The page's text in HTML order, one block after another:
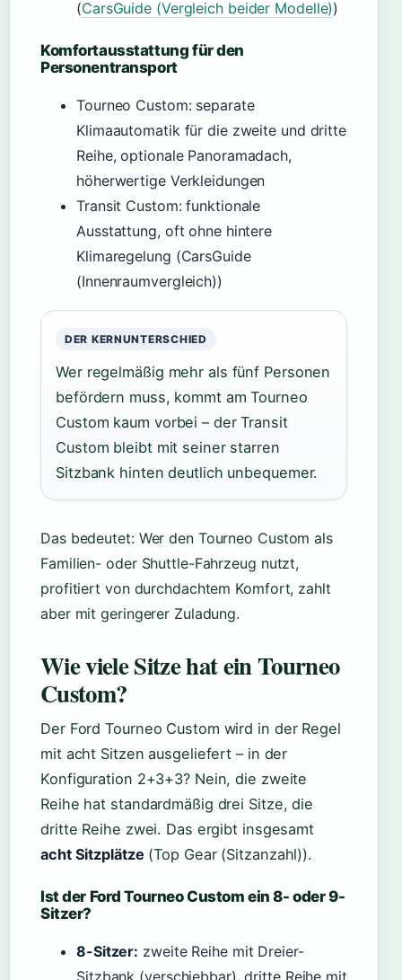
(CarsGuide (Vergleich beider Modelle))
Komfortausstattung für den
Personentransport
Tourneo Custom: separate
Klimaautomatik für die zweite und dritte
Reihe, optionale Panoramadach,
höherwertige Verkleidungen
Transit Custom: funktionale
Ausstattung, oft ohne hintere
Klimaregelung (CarsGuide
(Innenraumvergleich))
DER KERNUNTERSCHIED
Wer regelmäßig mehr als fünf Personen
befördern muss, kommt am Tourneo
Custom kaum vorbei – der Transit
Custom bleibt mit seiner starren
Sitzbank hinten deutlich unbequemer.
Das bedeutet: Wer den Tourneo Custom als
Familien- oder Shuttle-Fahrzeug nutzt,
profitiert von durchdachtem Komfort, zahlt
aber mit geringerer Zuladung.
Wie viele Sitze hat ein Tourneo
Custom?
Der Ford Tourneo Custom wird in der Regel
mit acht Sitzen ausgeliefert – in der
Konfiguration 2+3+3? Nein, die zweite
Reihe hat standardmäßig drei Sitze, die
dritte Reihe zwei. Das ergibt insgesamt
acht Sitzplätze(Top Gear (Sitzanzahl)).
Ist der Ford Tourneo Custom ein 8- oder 9-
Sitzer?
8-Sitzer: zweite Reihe mit Dreier-
Sitzbank (verschiebbar), dritte Reihe mit